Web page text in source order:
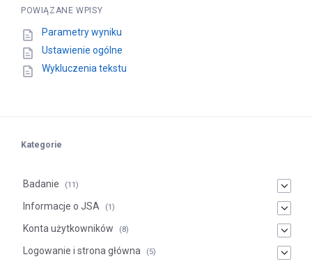
POWIĄZANE WPISY
Parametry wyniku
Ustawienie ogólne
Wykluczenia tekstu
Kategorie
Badanie (11)
Informacje o JSA (1)
Konta użytkowników (8)
Logowanie i strona główna (5)